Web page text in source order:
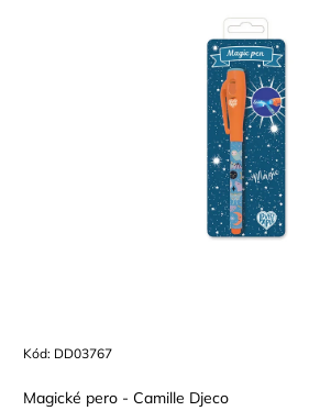
Kód: DD03767
Magické pero - Camille Djeco